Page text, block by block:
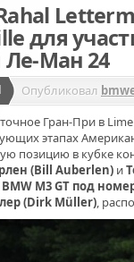
для
Ле-Ман 24
Опубликовал
Гран-При в
этапах
позицию в кубке
(Bill Auberlen) и
BMW M3 GT под
(Dirk Müller),